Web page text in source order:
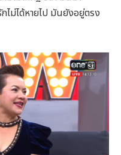
ม่ได้หายไป มันยังอยู่ตรง